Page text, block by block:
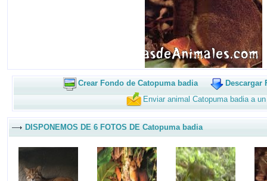
Crear Fondo de Catopuma badia
Descargar
Enviar animal Catopuma badia a
DISPONEMOS DE 6 FOTOS DE Catopuma badia